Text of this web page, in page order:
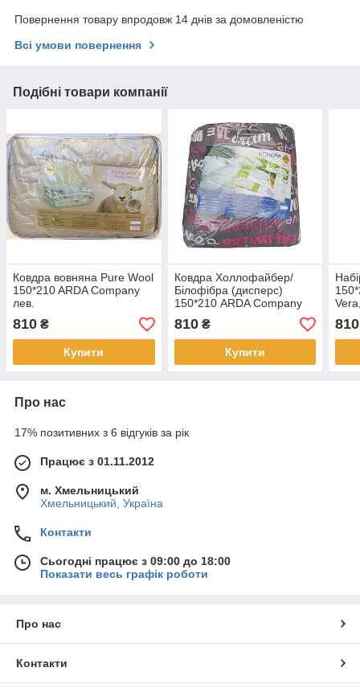
Повернення товару впродовж 14 днів за домовленістю
Всі умови повернення
Подібні товари компанії
Ковдра вовняна Pure Wool
150*210 ARDA Company
лев.
810 ₴
Купити
Ковдра Холлофайбер/
Білофібра (дисперс)
150*210 ARDA Company
810₴
Купити
810
Про нас
17% позитивних з 6 відгуків за рік
Працює з 01.11.2012
м. Хмельницький
Хмельницький, Україна
Контакти
Сьогодні працює з 09:00 до 18:00
Показати весь графік роботи
Про нас
Контакти